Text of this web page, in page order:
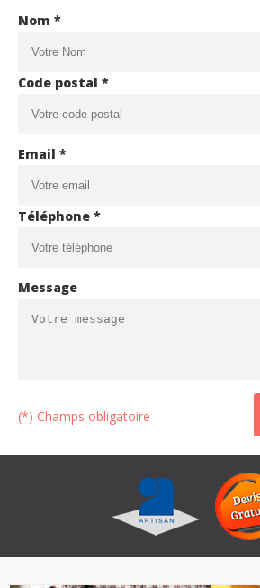
Nom *
Code postal *
Email *
Téléphone *
Message
(*) Champs obligatoire